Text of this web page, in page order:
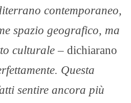
contemporaneo,
spazio geografico, ma
culturale – dichiarano
Questa
sentire ancora più